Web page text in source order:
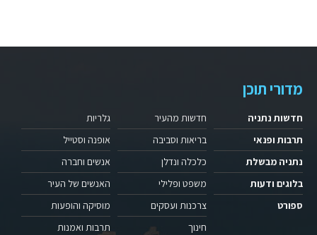
מדורי תוכן
חדשות נתניה
תרבות ופנאי
נתניה מבשלת
בלוגים ודעות
ספורט
חדשות מהעיר
בריאות וסביבה
כלכלה ונדלן
משפט ופלילי
צרכנות ועסקים
חינוך
גלריות
אופנה וסטייל
אנשים וחברה
האנשים של העיר
מוסיקה והופעות
תרבות ואמנות